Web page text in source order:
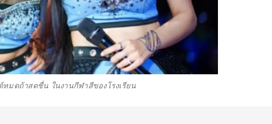
หมดถ้าสดชื่น ในงานกีฬาสีของโรงเรียน